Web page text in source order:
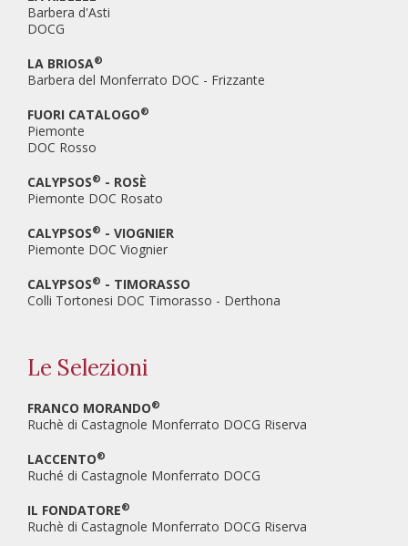
Barbera d'Asti
DOCG
LA BRIOSA®
Barbera del Monferrato DOC - Frizzante
FUORI CATALOGO®
Piemonte
DOC Rosso
CALYPSOS® - ROSÈ
Piemonte DOC Rosato
CALYPSOS® - VIOGNIER
Piemonte DOC Viognier
CALYPSOS® - TIMORASSO
Colli Tortonesi DOC Timorasso - Derthona
Le Selezioni
FRANCO MORANDO®
Ruchè di Castagnole Monferrato DOCG Riserva
LACCENTO®
Ruché di Castagnole Monferrato DOCG
IL FONDATORE®
Ruchè di Castagnole Monferrato DOCG Riserva